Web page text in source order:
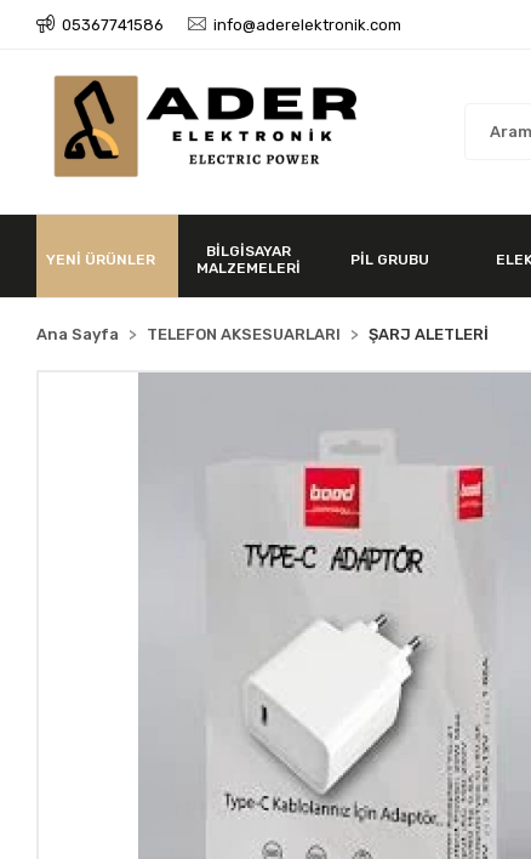
05367741586 info@aderelektronik.com
YENİ ÜRÜNLER
BİLGİSAYAR
MALZEMELERİ
PİL GRUBU
Ana Sayfa TELEFON AKSESUARLARI ŞARJ ALETLERİ